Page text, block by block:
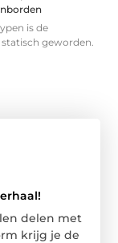
is de
geworden.
delen met
krijg je de